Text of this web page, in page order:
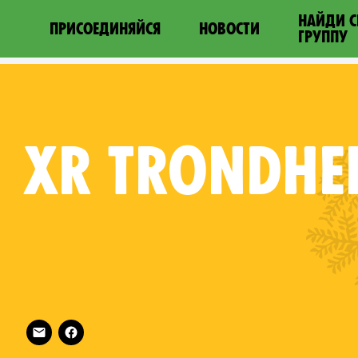
ПРИСОЕДИНЯЙСЯ НОВОСТИ
НАЙДИ
ГРУППУ
XR
Follow XR Trondheim on